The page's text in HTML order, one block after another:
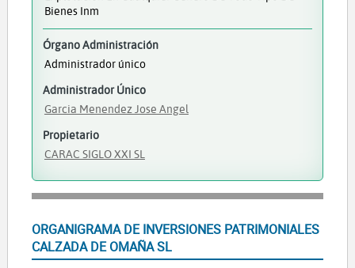
Bienes Inm
Órgano Administración
Administrador único
Administrador Único
Garcia Menendez Jose Angel
Propietario
CARAC SIGLO XXI SL
ORGANIGRAMA DE INVERSIONES PATRIMONIALES
CALZADA DE OMAÑA SL